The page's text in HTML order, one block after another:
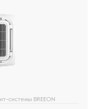
системы BREEON